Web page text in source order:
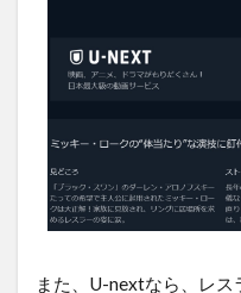
と
め
また、U-nextなら、レ